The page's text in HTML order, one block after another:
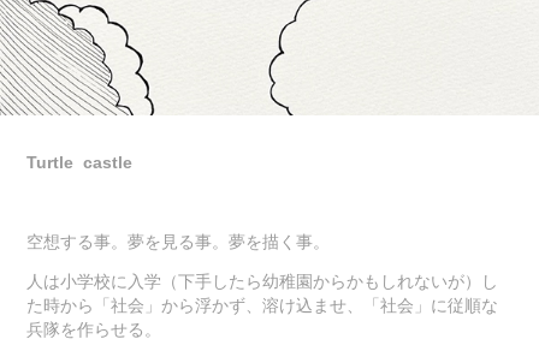
Turtle castle
空想する事。夢を見る事。夢を描く事。
人は小学校に入学（下手したら幼稚園からかもしれないが）し
た時から「社会」から浮かず、溶け込ませ、「社会」に従順な
兵隊を作らせる。